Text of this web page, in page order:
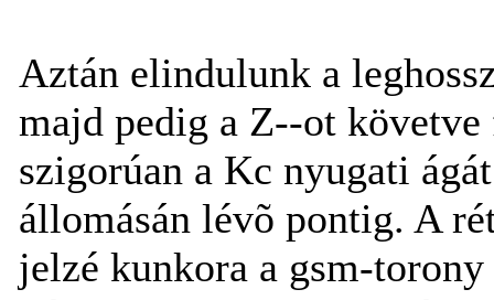
Aztán elindulunk a
majd pedig a Z--ot
szigorúan a Kc nyugati
állomásán lévõ pontig. A
jelzé kunkora a gsm-